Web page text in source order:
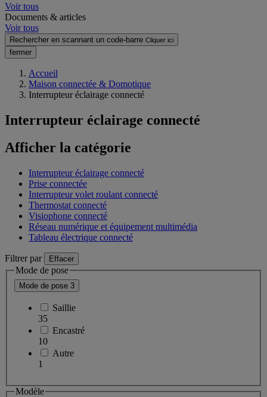
Voir tous
Documents & articles
Voir tous
Rechercher en scannant un code-barre Cliquer ici
fermer
Accueil
Maison connectée & Domotique
Interrupteur éclairage connecté
Interrupteur éclairage connecté
Afficher la catégorie
Interrupteur éclairage connecté
Prise connectée
Interrupteur volet roulant connecté
Thermostat connecté
Visiophone connecté
Réseau numérique et équipement multimédia
Tableau électrique connecté
Filtrer par Effacer
Mode de pose
Mode de pose 3
Saillie
35
Encastré
10
Autre
1
Modèle